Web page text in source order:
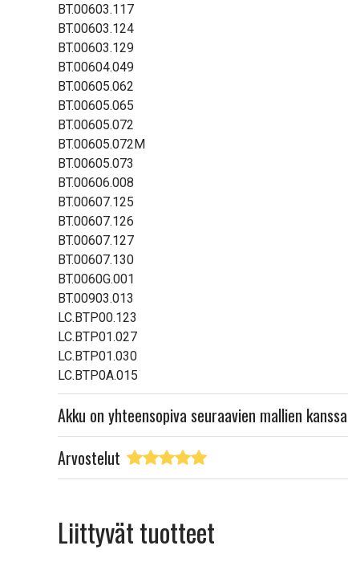
BT.00603.117
BT.00603.124
BT.00603.129
BT.00604.049
BT.00605.062
BT.00605.065
BT.00605.072
BT.00605.072M
BT.00605.073
BT.00606.008
BT.00607.125
BT.00607.126
BT.00607.127
BT.00607.130
BT.0060G.001
BT.00903.013
LC.BTP00.123
LC.BTP01.027
LC.BTP01.030
LC.BTP0A.015
Akku on yhteensopiva seuraavien mallien kanssa
Arvostelut
Liittyvät tuotteet